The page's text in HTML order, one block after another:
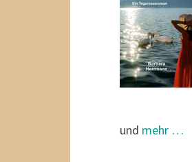
und mehr …